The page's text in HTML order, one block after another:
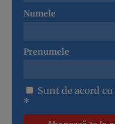
Numele
Prenumele
Sunt de acord cu
*